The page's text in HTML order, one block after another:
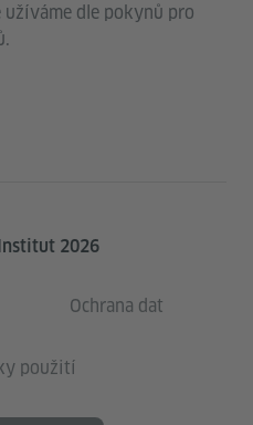
dle pokynů pro
2026
Ochrana dat
použití